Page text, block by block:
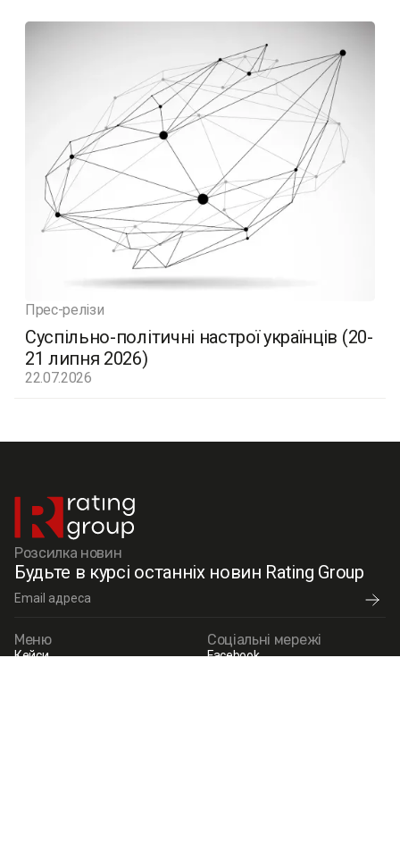
Прес-релізи
Суспільно-політичні настрої українців (20-
21 липня 2026)
22.07.2026
Розсилка новин
Будьте в курсі останніх новин Rating Group
Меню
Кейси
Соціальні мережі
Facebook